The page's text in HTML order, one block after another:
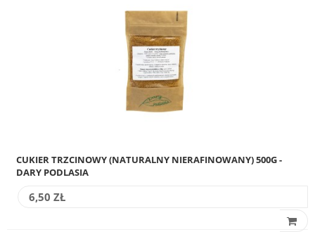
CUKIER TRZCINOWY (NATURALNY NIERAFINOWANY) 500G -
DARY PODLASIA
6,50 ZŁ